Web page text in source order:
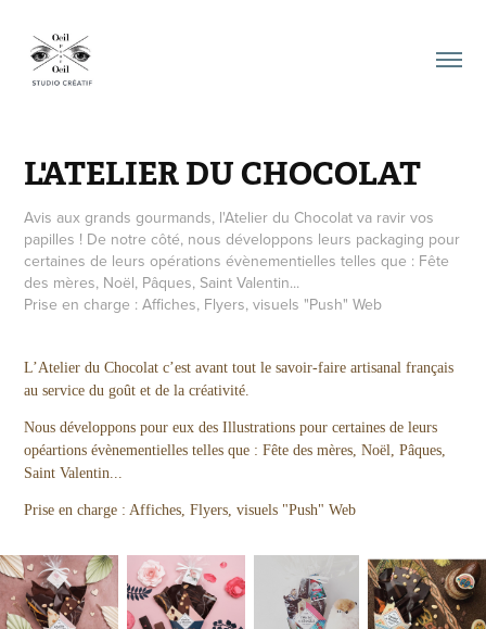
L'ATELIER DU CHOCOLAT
Avis aux grands gourmands, l'Atelier du Chocolat va ravir vos
papilles ! De notre côté, nous développons leurs packaging pour
certaines de leurs opérations évènementielles telles que : Fête
des mères, Noël, Pâques, Saint Valentin...
Prise en charge : Affiches, Flyers, visuels "Push" Web
L’Atelier du Chocolat c’est avant tout le savoir-faire artisanal français
au service du goût et de la créativité.
Nous développons pour eux des Illustrations pour certaines de leurs
opéartions évènementielles telles que : Fête des mères, Noël, Pâques,
Saint Valentin...
Prise en charge : Affiches, Flyers, visuels "Push" Web